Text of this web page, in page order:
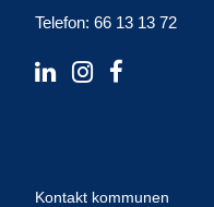
Telefon: 66 13 13 72
Kontakt kommunen